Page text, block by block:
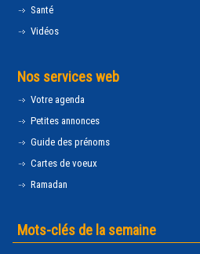
Santé
Vidéos
Nos services web
Votre agenda
Petites annonces
Guide des prénoms
Cartes de voeux
Ramadan
Mots-clés de la semaine